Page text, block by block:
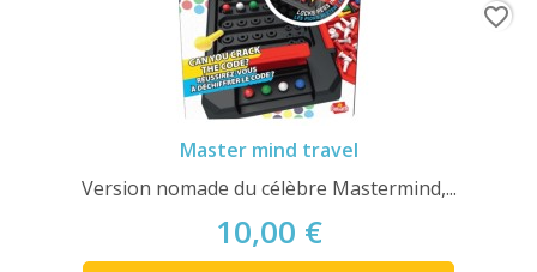
Master mind travel
Version nomade du célèbre Mastermind,...
10,00 €
favorite_border